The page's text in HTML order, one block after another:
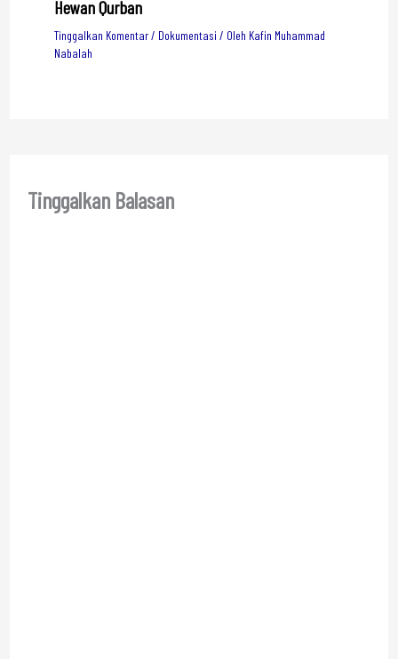
Hewan Qurban
Tinggalkan Komentar/ Dokumentasi / Oleh Kafin Muhammad
Nabalah
Tinggalkan Balasan